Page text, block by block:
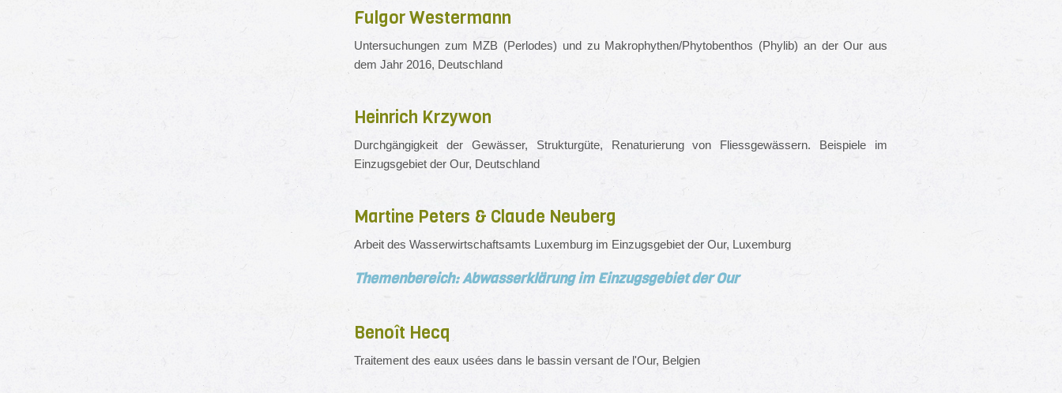
Fulgor Westermann
Untersuchungen zum MZB (Perlodes) und zu Makrophythen/Phytobenthos (Phylib) an der Our aus
dem Jahr 2016, Deutschland
Heinrich Krzywon
Durchgängigkeit der Gewässer, Strukturgüte, Renaturierung von Fliessgewässern. Beispiele im
Einzugsgebiet der Our, Deutschland
Martine Peters & Claude Neuberg
Arbeit des Wasserwirtschaftsamts Luxemburg im Einzugsgebiet der Our, Luxemburg
Themenbereich: Abwasserklärung im Einzugsgebiet der Our
Benoît Hecq
Traitement des eaux usées dans le bassin versant de l'Our, Belgien